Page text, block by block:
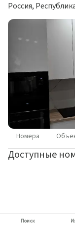
Номера
Доступные
Поиск